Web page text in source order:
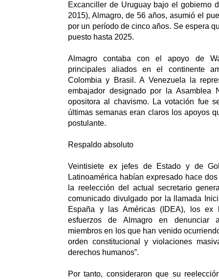
Excanciller de Uruguay bajo el gobierno
2015), Almagro, de 56 años, asumió el
por un período de cinco años. Se espera
puesto hasta 2025.
Almagro contaba con el apoyo de
principales aliados en el continente
Colombia y Brasil. A Venezuela la
embajador designado por la Asamblea
opositora al chavismo. La votación fue
últimas semanas eran claros los apoyos
postulante.
Respaldo absoluto
Veintisiete ex jefes de Estado y de
Latinoamérica habían expresado hace
la reelección del actual secretario
comunicado divulgado por la llamada
España y las Américas (IDEA), los ex
esfuerzos de Almagro en denunciar
miembros en los que han venido
orden constitucional y violaciones
derechos humanos”.
Por tanto, consideraron que su